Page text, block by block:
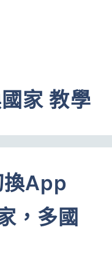
家 教學
App
，多國